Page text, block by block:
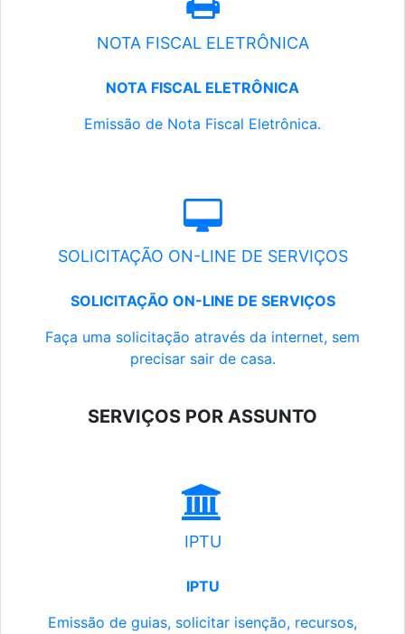
NOTA FISCAL ELETRÔNICA
NOTA FISCAL ELETRÔNICA
Emissão de Nota Fiscal Eletrônica.
SOLICITAÇÃO ON-LINE DE SERVIÇOS
SOLICITAÇÃO ON-LINE DE SERVIÇOS
Faça uma solicitação através da internet, sem
precisar sair de casa.
SERVIÇOS POR ASSUNTO
IPTU
IPTU
Emissão de guias, solicitar isenção, recursos,